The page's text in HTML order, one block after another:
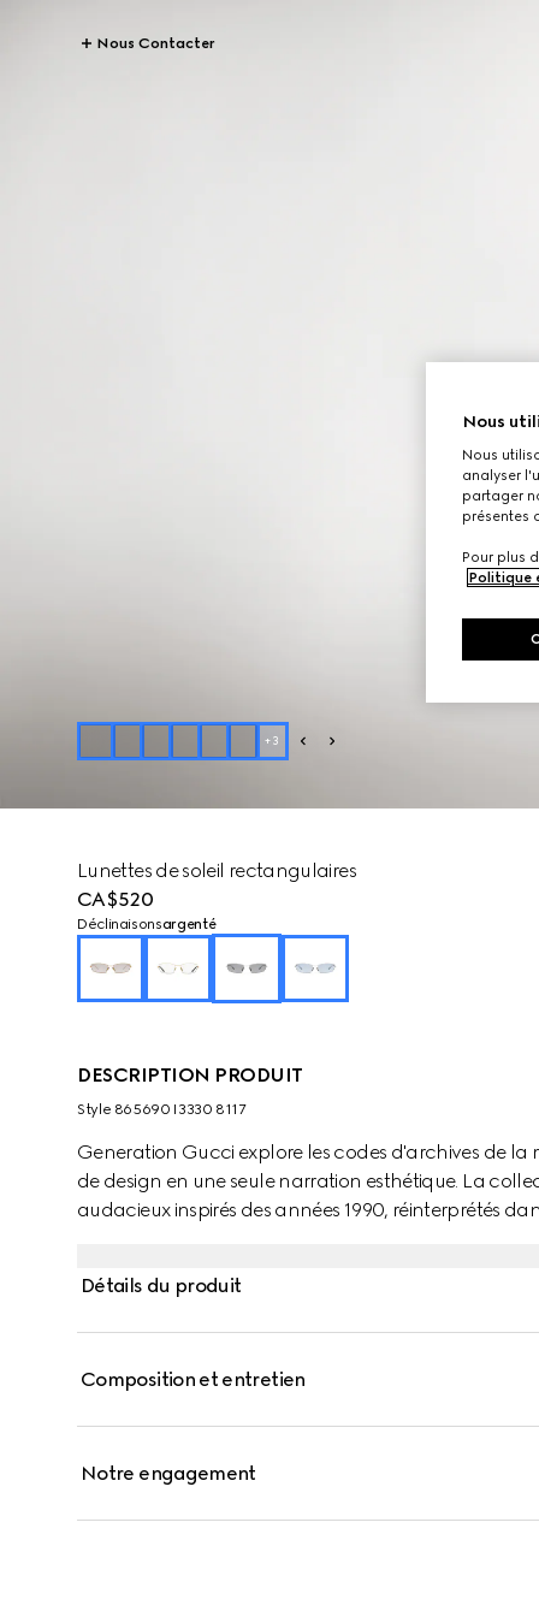
Nous Contacter
+3
Lunettes de soleil rectangulaires
CA$520
Déclinaisonsargenté
DESCRIPTION PRODUIT
Style ‎865690 I3330 8117
Generation Gucci explore les codes d'archives de
de design en une seule narration esthétique. La
audacieux inspirés des années 1990, réinterprétés
Détails du produit
Composition et entretien
Notre engagement
Nous
Nous
analyser
partager
présentes
Pour plus
Politique